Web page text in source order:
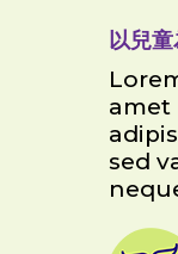
以兒
amet
sed